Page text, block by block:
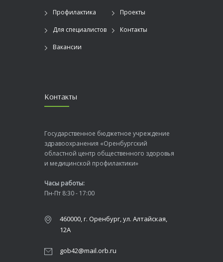
Профилактика Проекты
Для специалистов Контакты
Вакансии
Контакты
Государственное бюджетное учреждение
здравоохранения «Оренбургский
областной центр общественного здоровья
и медицинской профилактики»
Часы работы:
Пн-Пт 8:30 - 17:00
460000, г. Оренбург, ул. Алтайская,
12А
gob42@mail.orb.ru